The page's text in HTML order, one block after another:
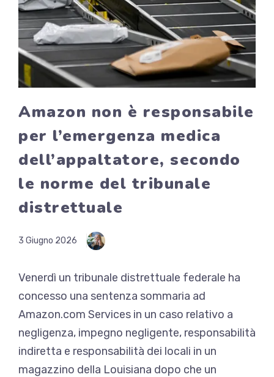
Amazon non è responsabile
per l’emergenza medica
dell’appaltatore, secondo
le norme del tribunale
distrettuale
3 Giugno 2026
Venerdì un tribunale distrettuale federale ha
concesso una sentenza sommaria ad
Amazon.com Services in un caso relativo a
negligenza, impegno negligente, responsabilità
indiretta e responsabilità dei locali in un
magazzino della Louisiana dopo che un